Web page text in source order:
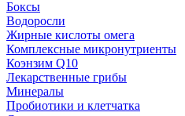
Боксы
Водоросли
Жирные кислоты омега
Комплексные микронутриенты
Коэнзим Q10
Лекарственные грибы
Минералы
Пробиотики и клетчатка